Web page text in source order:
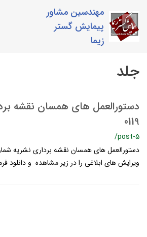
مهندسین مشاور
پیمایش گستر
زیما
جلد
دستورالعمل هاي همسان نقشه
0119
/post-5
ویرایش های ابلاغی را در زیر مشاهده و دانلود